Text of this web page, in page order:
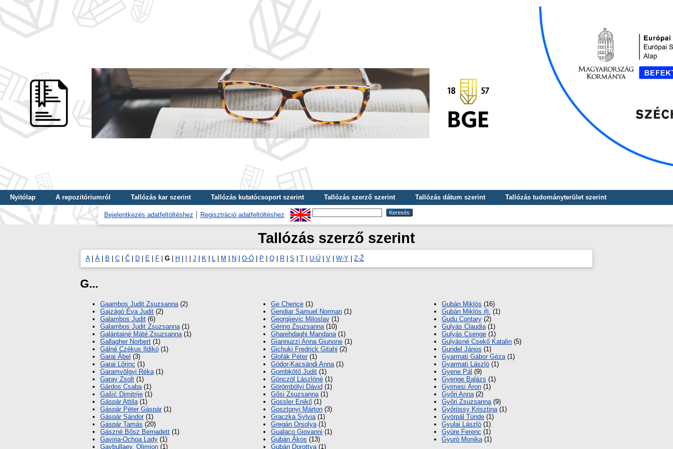
Nyitólap A repozitóriumról Tallózás kar szerint Tallózás kutatócsoport szerint Tallózás szerző szerint Tallózás dátum szerint
Tallózás tudományterület szerint
Tallózás kulcsszó szerint
Bejelentkezés adatfeltöltéshez Regisztráció adatfeltöltéshez
Tallózás szerző szerint
A| Á B C Č D E F G H J K L M N O-Ö P Q R S T U-Ú V W-Y Z-Ž
G...
Gaambos Judit Zsuzsanna(2)
Gajzágó Éva Judit (2)
Galambos Judit (6)
Galambos Judit Zsuzsanna(1)
Galántainé Máté Zsuzsanna(1)
Gallagher Norbert (1)
Gálné Czékus Ildikó (1)
Garai Ábel (3)
Garai Lőrinc (1)
Garamvölgyi Réka(1)
Garay Zsolt (1)
Gárdos Csaba(1)
Gašić Dimitrije (1)
Gáspár Attila(1)
Gáspár Péter Gáspár(1)
Gáspár Sándor(1)
Gáspár Tamás (20)
Gászné Bősz Bernadett (1)
Gaviria-Ochoa Lady (1)
Gaybullaev, Olimjon (1)
Ge Chence (1)
Gendiar Samuel Norman (1)
Georgijevic Miloslav (1)
Géring Zsuzsanna(10)
Gharehdaghi Mandana(1)
Giannuzzi Anna Giunone (1)
Gichuki Fredrick Gitahi (2)
Glofák Péter(1)
Gódor-Kacsándi Anna(1)
Gombkötő Judit (1)
Gönczöl Lászlóné (1)
Görömbölyi Dávid (1)
Gősi Zsuzsanna(1)
Gossler Enikő (1)
Gosztonyi Márton (3)
Graczka Sylvia(1)
Gregán Orsolya(1)
Gualaco Giovanni (1)
Gubán Ákos (13)
Gubán Dorottya(1)
Gubán Miklós (16)
Gubán Miklós ifj. (1)
Gudu Contary (2)
Gulyás Claudia(1)
Gulyás Csenge (1)
Gulyásné Csekő Katalin (5)
Gundel János (1)
Gyarmati Gábor Géza(1)
Gyarmati László (1)
Gyene Pál (9)
Gyenge Balázs (1)
Gyimesi Áron (1)
Győri Anna(2)
Győri Zsuzsanna(9)
Győrössy Krisztina(1)
Györpál Tünde (1)
Gyulai László (1)
Gyüre Ferenc (1)
Gyuró Monika(1)